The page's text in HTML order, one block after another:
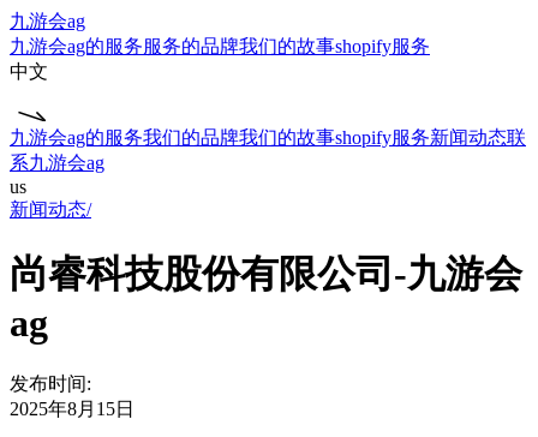
九游会ag
九游会ag的服务服务的品牌我们的故事shopify服务
中文
九游会ag的服务我们的品牌我们的故事shopify服务新闻动态联
系九游会ag
us
新闻动态/
尚睿科技股份有限公司-九游会
ag
发布时间:
2025年8月15日